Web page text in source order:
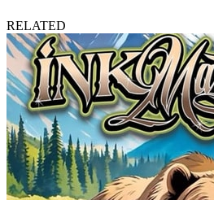
RELATED